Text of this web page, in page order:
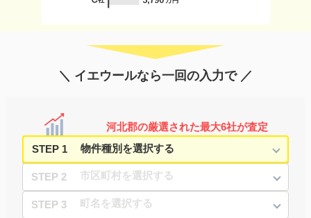
＼ イエウールなら一回の入力で ／
河北郡の厳選された最大6社が査定
STEP 1
STEP 2
STEP 3